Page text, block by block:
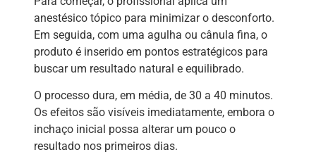
anestésico tópico para minimizar o desconforto.
Em seguida, com uma agulha ou cânula fina, o
produto é inserido em pontos estratégicos para
buscar um resultado natural e equilibrado.
O processo dura, em média, de 30 a 40 minutos.
Os efeitos são visíveis imediatamente, embora o
inchaço inicial possa alterar um pouco o
resultado nos primeiros dias.